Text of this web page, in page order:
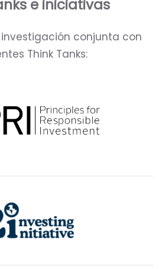
e iniciativas
conjunta con
Think Tanks: